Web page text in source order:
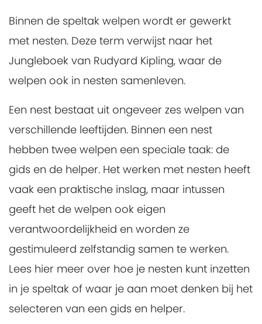
Binnen de speltak welpen wordt er gewerkt
met nesten. Deze term verwijst naar het
Jungleboek van Rudyard Kipling, waar de
welpen ook in nesten samenleven.
Een nest bestaat uit ongeveer zes welpen van
verschillende leeftijden. Binnen een nest
hebben twee welpen een speciale taak: de
gids en de helper. Het werken met nesten heeft
vaak een praktische inslag, maar intussen
geeft het de welpen ook eigen
verantwoordelijkheid en worden ze
gestimuleerd zelfstandig samen te werken.
Lees hier meer over hoe je nesten kunt inzetten
in je speltak of waar je aan moet denken bij het
selecteren van een gids en helper.